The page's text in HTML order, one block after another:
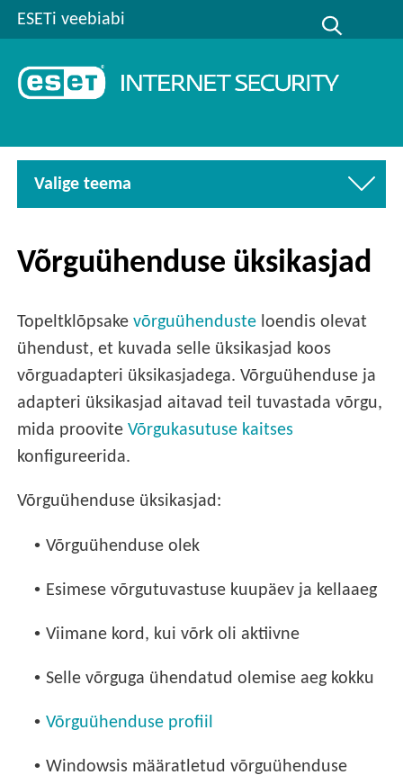
ESETi veebiabi
Valige teema
Võrguühenduse üksikasjad
Topeltklõpsakevõrguühenduste loendis olevat
ühendust, et kuvada selle üksikasjad koos
võrguadapteri üksikasjadega. Võrguühenduse ja
adapteri üksikasjad aitavad teil tuvastada võrgu,
mida prooviteVõrgukasutuse kaitses
konfigureerida.
Võrguühenduse üksikasjad:
• Võrguühenduse olek
• Esimese võrgutuvastuse kuupäev ja kellaaeg
• Viimane kord, kui võrk oli aktiivne
• Selle võrguga ühendatud olemise aeg kokku
• Võrguühenduse profiil
• Windowsis määratletud võrguühenduse